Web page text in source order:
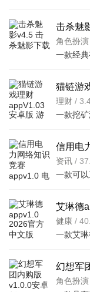
击杀魅
角色扮演
猫链游
财赚钱
理财 /
信用电
识竞赛
资讯 /
艾琳德
健康 /
幻想军
角色扮演